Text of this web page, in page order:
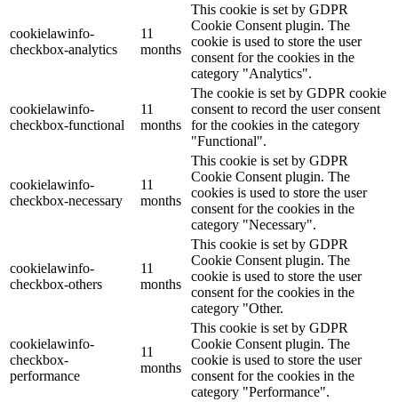
cookielawinfo-
checkbox-analytics
11
months
This cookie is set by GDPR
Cookie Consent plugin. The
cookie is used to store the user
consent for the cookies in the
category "Analytics".
cookielawinfo-
checkbox-functional
11
months
The cookie is set by GDPR cookie
consent to record the user consent
for the cookies in the category
"Functional".
cookielawinfo-
checkbox-necessary
11
months
This cookie is set by GDPR
Cookie Consent plugin. The
cookies is used to store the user
consent for the cookies in the
category "Necessary".
cookielawinfo-
checkbox-others
11
months
This cookie is set by GDPR
Cookie Consent plugin. The
cookie is used to store the user
consent for the cookies in the
category "Other.
cookielawinfo-
checkbox-
performance
11
months
This cookie is set by GDPR
Cookie Consent plugin. The
cookie is used to store the user
consent for the cookies in the
category "Performance".